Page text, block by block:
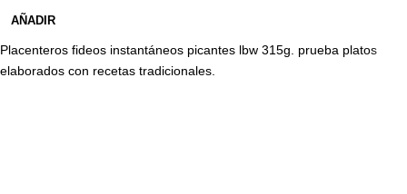
AÑADIR
Placenteros fideos instantáneos picantes lbw 315g. prueba platos
elaborados con recetas tradicionales.